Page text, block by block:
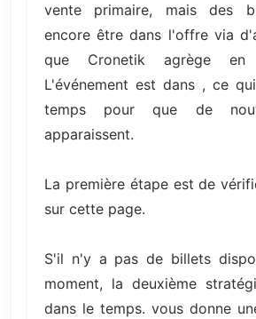
vente primaire, mais des
encore être dans l'offre via
que Cronetik agrège en
L'événement est dans , ce
temps pour que de
apparaissent.
La première étape est de
sur cette page.
S'il n'y a pas de billets
moment, la deuxième
dans le temps. vous donne